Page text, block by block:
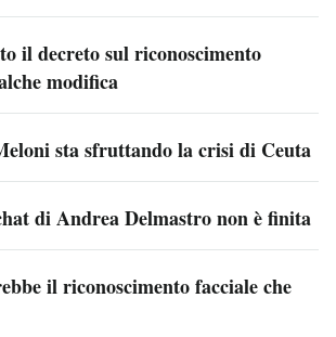
il decreto sul riconoscimento
modifica
sta sfruttando la crisi di Ceuta
di Andrea Delmastro non è finita
il riconoscimento facciale che